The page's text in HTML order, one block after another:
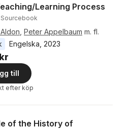
Learning Process
Sourcebook
Peter Appelbaum m. fl.
Engelska 2023
till
efter köp
of the History of